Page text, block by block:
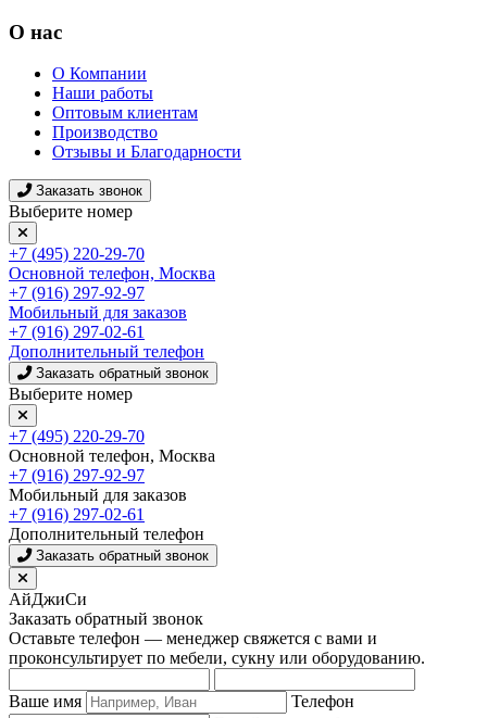
О нас
О Компании
Наши работы
Оптовым клиентам
Производство
Отзывы и Благодарности
Заказать звонок
Выберите номер
+7 (495) 220-29-70
Основной телефон, Москва
+7 (916) 297-92-97
Мобильный для заказов
+7 (916) 297-02-61
Дополнительный телефон
Заказать обратный звонок
Выберите номер
+7 (495) 220-29-70
Основной телефон, Москва
+7 (916) 297-92-97
Мобильный для заказов
+7 (916) 297-02-61
Дополнительный телефон
Заказать обратный звонок
АйДжиСи
Заказать обратный звонок
Оставьте телефон — менеджер свяжется с вами и
проконсультирует по мебели, сукну или оборудованию.
Ваше имя
Телефон